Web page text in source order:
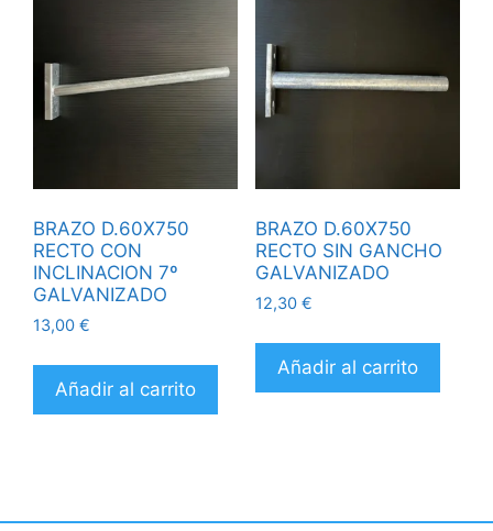
BRAZO D.60X750
RECTO CON
INCLINACION 7º
GALVANIZADO
13,00 €
Añadir al carrito
BRAZO D.60X750
RECTO SIN GANCHO
GALVANIZADO
12,30 €
Añadir al carrito